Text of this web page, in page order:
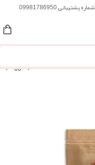
شماره پشتیبانی 09981786950